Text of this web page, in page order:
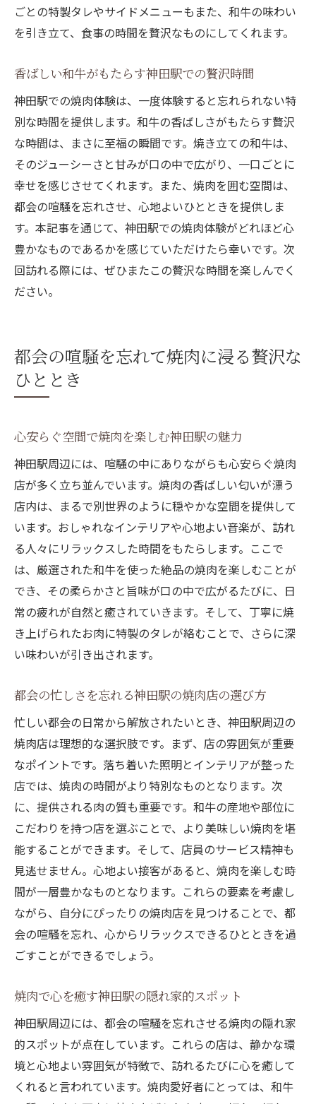
ごとの特製タレやサイドメニューもまた、和牛の味わい
を引き立て、食事の時間を贅沢なものにしてくれます。
香ばしい和牛がもたらす神田駅での贅沢時間
神田駅での焼肉体験は、一度体験すると忘れられない特
別な時間を提供します。和牛の香ばしさがもたらす贅沢
な時間は、まさに至福の瞬間です。焼き立ての和牛は、
そのジューシーさと甘みが口の中で広がり、一口ごとに
幸せを感じさせてくれます。また、焼肉を囲む空間は、
都会の喧騒を忘れさせ、心地よいひとときを提供しま
す。本記事を通じて、神田駅での焼肉体験がどれほど心
豊かなものであるかを感じていただけたら幸いです。次
回訪れる際には、ぜひまたこの贅沢な時間を楽しんでく
ださい。
都会の喧騒を忘れて焼肉に浸る贅沢な
ひととき
心安らぐ空間で焼肉を楽しむ神田駅の魅力
神田駅周辺には、喧騒の中にありながらも心安らぐ焼肉
店が多く立ち並んでいます。焼肉の香ばしい匂いが漂う
店内は、まるで別世界のように穏やかな空間を提供して
います。おしゃれなインテリアや心地よい音楽が、訪れ
る人々にリラックスした時間をもたらします。ここで
は、厳選された和牛を使った絶品の焼肉を楽しむことが
でき、その柔らかさと旨味が口の中で広がるたびに、日
常の疲れが自然と癒されていきます。そして、丁寧に焼
き上げられたお肉に特製のタレが絡むことで、さらに深
い味わいが引き出されます。
都会の忙しさを忘れる神田駅の焼肉店の選び方
忙しい都会の日常から解放されたいとき、神田駅周辺の
焼肉店は理想的な選択肢です。まず、店の雰囲気が重要
なポイントです。落ち着いた照明とインテリアが整った
店では、焼肉の時間がより特別なものとなります。次
に、提供される肉の質も重要です。和牛の産地や部位に
こだわりを持つ店を選ぶことで、より美味しい焼肉を堪
能することができます。そして、店員のサービス精神も
見逃せません。心地よい接客があると、焼肉を楽しむ時
間が一層豊かなものとなります。これらの要素を考慮し
ながら、自分にぴったりの焼肉店を見つけることで、都
会の喧騒を忘れ、心からリラックスできるひとときを過
ごすことができるでしょう。
焼肉で心を癒す神田駅の隠れ家的スポット
神田駅周辺には、都会の喧騒を忘れさせる焼肉の隠れ家
的スポットが点在しています。これらの店は、静かな環
境と心地よい雰囲気が特徴で、訪れるたびに心を癒して
くれると言われています。焼肉愛好者にとっては、和牛